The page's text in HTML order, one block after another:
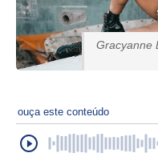
Gracyanne
ouça este conteúdo